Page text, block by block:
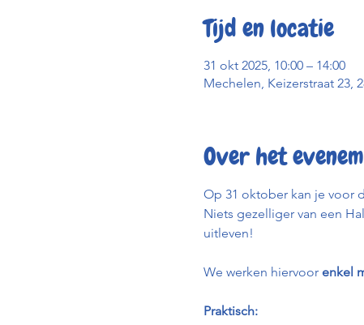
Tijd en locatie
31 okt 2025, 10:00 – 14:00
Mechelen, Keizerstraat 23,
Over het
Op 31 oktober kan je voor
Niets gezelliger van een
uitleven!
We werken hiervoor enkel
Praktisch: